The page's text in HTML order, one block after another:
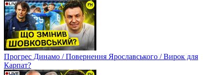
Прогрес Динамо / Повернення Ярославського / Вирок для
Карпат?